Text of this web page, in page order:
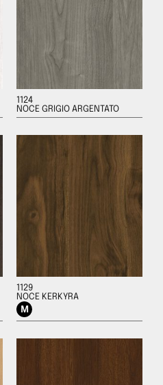
1124
NOCE GRIGIO ARGENTATO
1129
NOCE KERKYRA